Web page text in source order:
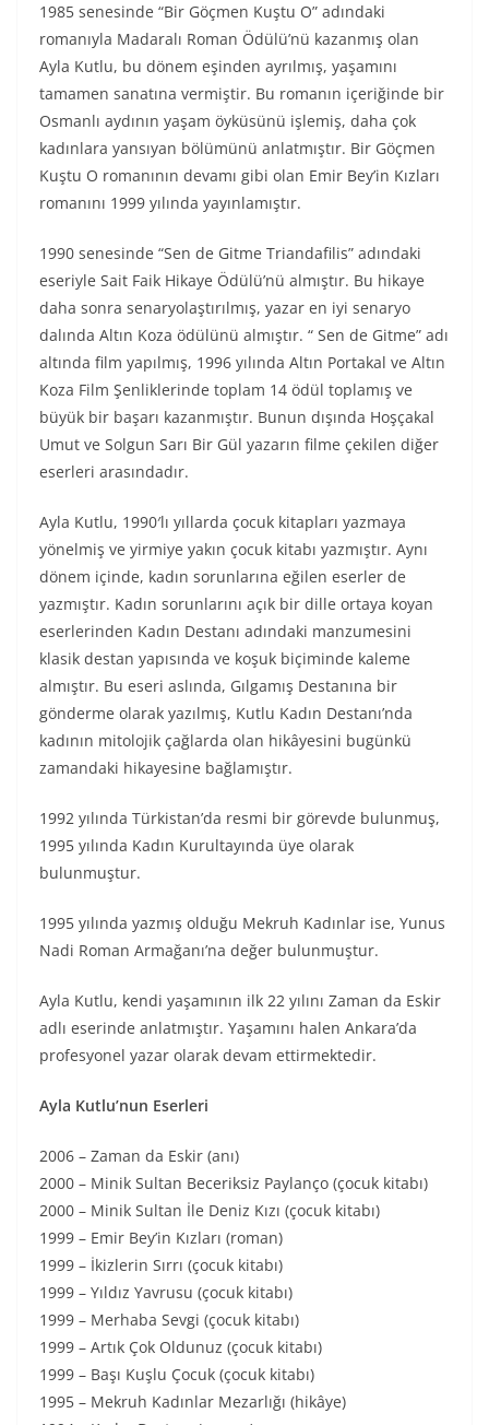
1985 senesinde “Bir Göçmen Kuştu O” adındaki
romanıyla Madaralı Roman Ödülü’nü kazanmış olan
Ayla Kutlu, bu dönem eşinden ayrılmış, yaşamını
tamamen sanatına vermiştir. Bu romanın içeriğinde bir
Osmanlı aydının yaşam öyküsünü işlemiş, daha çok
kadınlara yansıyan bölümünü anlatmıştır. Bir Göçmen
Kuştu O romanının devamı gibi olan Emir Bey’in Kızları
romanını 1999 yılında yayınlamıştır.
1990 senesinde “Sen de Gitme Triandafilis” adındaki
eseriyle Sait Faik Hikaye Ödülü’nü almıştır. Bu hikaye
daha sonra senaryolaştırılmış, yazar en iyi senaryo
dalında Altın Koza ödülünü almıştır. “ Sen de Gitme” adı
altında film yapılmış, 1996 yılında Altın Portakal ve Altın
Koza Film Şenliklerinde toplam 14 ödül toplamış ve
büyük bir başarı kazanmıştır. Bunun dışında Hoşçakal
Umut ve Solgun Sarı Bir Gül yazarın filme çekilen diğer
eserleri arasındadır.
Ayla Kutlu, 1990′lı yıllarda çocuk kitapları yazmaya
yönelmiş ve yirmiye yakın çocuk kitabı yazmıştır. Aynı
dönem içinde, kadın sorunlarına eğilen eserler de
yazmıştır. Kadın sorunlarını açık bir dille ortaya koyan
eserlerinden Kadın Destanı adındaki manzumesini
klasik destan yapısında ve koşuk biçiminde kaleme
almıştır. Bu eseri aslında, Gılgamış Destanına bir
gönderme olarak yazılmış, Kutlu Kadın Destanı’nda
kadının mitolojik çağlarda olan hikâyesini bugünkü
zamandaki hikayesine bağlamıştır.
1992 yılında Türkistan’da resmi bir görevde bulunmuş,
1995 yılında Kadın Kurultayında üye olarak
bulunmuştur.
1995 yılında yazmış olduğu Mekruh Kadınlar ise, Yunus
Nadi Roman Armağanı’na değer bulunmuştur.
Ayla Kutlu, kendi yaşamının ilk 22 yılını Zaman da Eskir
adlı eserinde anlatmıştır. Yaşamını halen Ankara’da
profesyonel yazar olarak devam ettirmektedir.
Ayla Kutlu’nun Eserleri
2006 – Zaman da Eskir (anı)
2000 – Minik Sultan Beceriksiz Paylanço (çocuk kitabı)
2000 – Minik Sultan İle Deniz Kızı (çocuk kitabı)
1999 – Emir Bey’in Kızları (roman)
1999 – İkizlerin Sırrı (çocuk kitabı)
1999 – Yıldız Yavrusu (çocuk kitabı)
1999 – Merhaba Sevgi (çocuk kitabı)
1999 – Artık Çok Oldunuz (çocuk kitabı)
1999 – Başı Kuşlu Çocuk (çocuk kitabı)
1995 – Mekruh Kadınlar Mezarlığı (hikâye)